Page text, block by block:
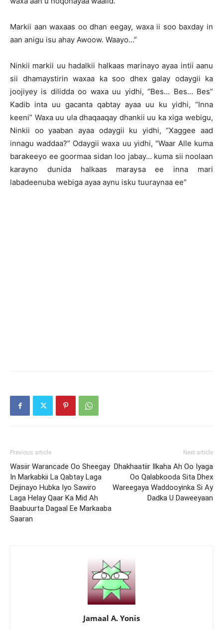
Markii aan waxaas oo dhan eegay, waxa ii soo baxday in
aan anigu isu ahay Awoow. Waayo…”
Ninkii markii uu hadalkii halkaas marinayo ayaa intii aanu
sii dhamaystirin waxaa ka soo dhex galay odaygii ka
joojiyey is dilidda oo waxa uu yidhi, “Bes… Bes… Bes”
Kadib inta uu gacanta qabtay ayaa uu ku yidhi, “Inna
keeni” Waxa uu ula dhaqaaqay dhankii uu ka xiga webigu,
Ninkii oo yaaban ayaa odaygii ku yidhi, “Xaggee aad
innagu waddaa?” Odaygii waxa uu yidhi, “Waar Alle kuma
barakeeyo ee goormaa sidan loo jabay… kuma sii noolaan
karayno dunida halkaas maraysa ee inna mari
labadeenuba webiga ayaa aynu isku tuuraynaa ee”
Previous article
Wasiir Warancade Oo Sheegay
In Markabkii La Qabtay Laga
Dejinayo Hubka Iyo Sawiro
Laga Helay Qaar Ka Mid Ah
Baabuurta Dagaal Ee Markaaba
Saaran
Next article
Dhakhaatiir Ilkaha Ah Oo Iyaga
Oo Qalabkooda Sita Dhex
Wareegaya Waddooyinka Si Ay
Dadka U Daweeyaan
Jamaal A. Yonis